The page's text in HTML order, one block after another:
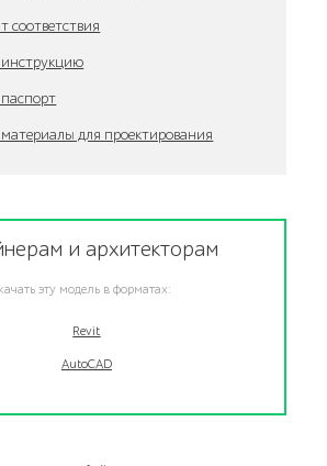
соответствия
для проектирования
и архитекторам
эту модель в форматах:
Revit
AutoCAD